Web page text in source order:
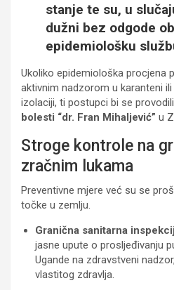
stanje te su, u
dužni bez odgode
epidemiološku
Ukoliko epidemiološka procjena
aktivnim nadzorom u karanteni
izolaciji, ti postupci bi se
bolesti “dr. Fran Mihaljević” u
Stroge kontrole na
zračnim lukama
Preventivne mjere već su se
točke u zemlju.
Granična sanitarna
jasne upute o prosljeđivanju
Ugande na zdravstveni
vlastitog zdravlja.